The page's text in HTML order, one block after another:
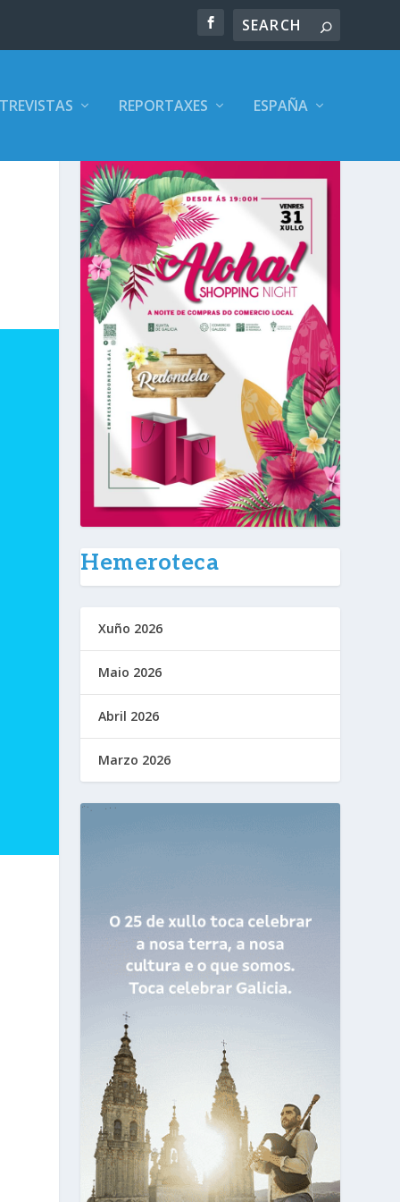
REPORTAXES ESPAÑA
Hemeroteca
Xuño 2026
Maio 2026
Abril 2026
Marzo 2026